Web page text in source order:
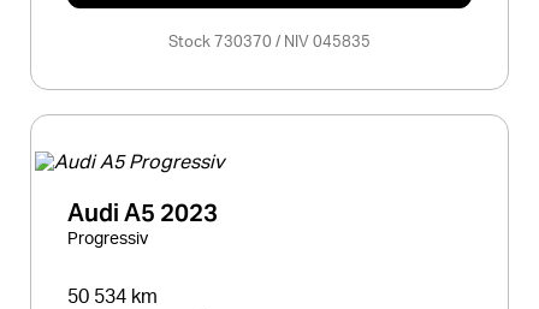
Stock 730370 / NIV 045835
Audi A5 2023
Progressiv
50 534 km